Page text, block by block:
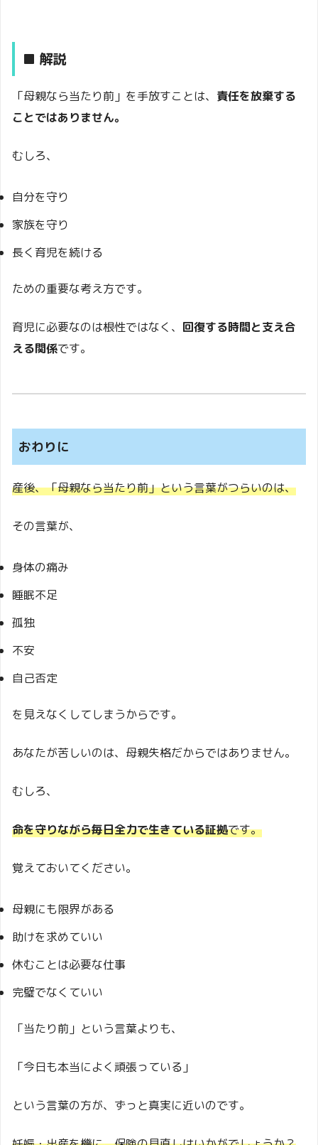
■ 解説
「母親なら当たり前」を手放すことは、 責任を放棄する
ことではありません。
むしろ、
自分を守り
家族を守り
長く育児を続ける
ための重要な考え方です。
育児に必要なのは根性ではなく、 回復する時間と支え合
える関係です。
おわりに
産後、「母親なら当たり前」という言葉がつらいのは、
その言葉が、
身体の痛み
睡眠不足
孤独
不安
自己否定
を見えなくしてしまうからです。
あなたが苦しいのは、母親失格だからではありません。
むしろ、
命を守りながら毎日全力で生きている証拠です。
覚えておいてください。
母親にも限界がある
助けを求めていい
休むことは必要な仕事
完璧でなくていい
「当たり前」という言葉よりも、
「今日も本当によく頑張っている」
という言葉の方が、ずっと真実に近いのです。